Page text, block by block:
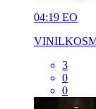
04:19 EO
3
0
0